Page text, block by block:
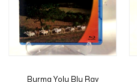
Burma Yolu Blu Ray